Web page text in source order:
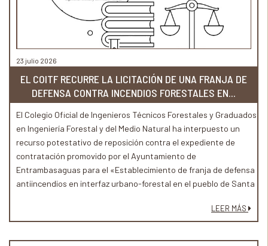
23 julio 2026
EL COITF RECURRE LA LICITACIÓN DE UNA FRANJA DE
DEFENSA CONTRA INCENDIOS FORESTALES EN...
El Colegio Oficial de Ingenieros Técnicos Forestales y Graduados
en Ingeniería Forestal y del Medio Natural ha interpuesto un
recurso potestativo de reposición contra el expediente de
contratación promovido por el Ayuntamiento de
Entrambasaguas para el «Establecimiento de franja de defensa
antiincendios en interfaz urbano-forestal en el pueblo de Santa
LEER MÁS